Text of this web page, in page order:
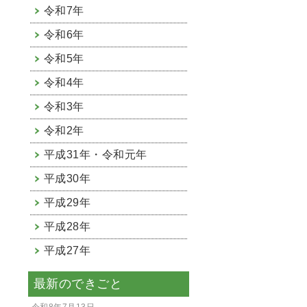
令和7年
令和6年
令和5年
令和4年
令和3年
令和2年
平成31年・令和元年
平成30年
平成29年
平成28年
平成27年
最新のできごと